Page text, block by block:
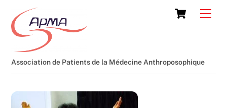
content
Cart
Association de Patients de la Médecine Anthroposophique